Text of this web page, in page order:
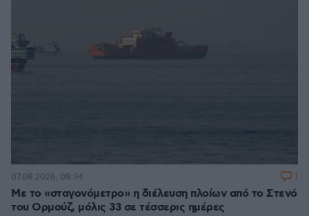
Με το «σταγονόμετρο» η διέλευση πλοίων από το Στενό
του Ορμούζ, μόλις 33 σε τέσσερις ημέρες
07.08.2026, 08:34 1